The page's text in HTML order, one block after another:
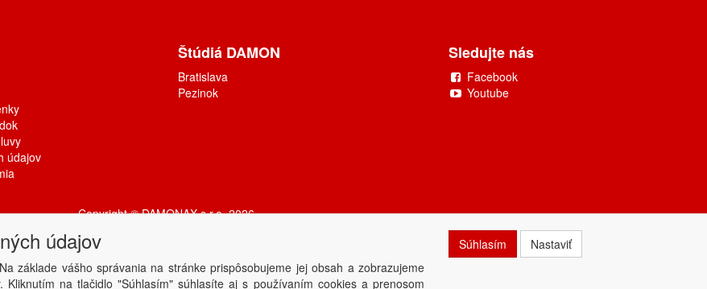
údajov
Štúdiá DAMON
Bratislava
Pezinok
Sledujte nás
Facebook
Youtube
Copyright © DAMONAX s.r.o.2026
údajov
základe vášho správania na stránke prispôsobujeme jej obsah a zobrazujeme
Kliknutím na tlačidlo "Súhlasím" súhlasíte aj s používaním cookies a prenosom
Súhlasím Nastaviť